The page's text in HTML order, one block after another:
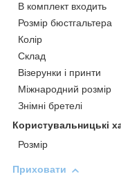
В комплект входить
Розмір бюстгальтера
Колір
Склад
Візерунки і принти
Міжнародний розмір
Знімні бретелі
Користувальницькі
Розмір
Приховати